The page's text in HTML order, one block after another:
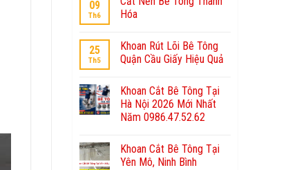
09
Th6
Hóa
25
Th5
Khoan Rút Lõi Bê Tông
Quận Cầu Giấy Hiệu Quả
Khoan Cắt Bê Tông Tại
Hà Nội 2026 Mới Nhất
Năm 0986.47.52.62
Khoan Cắt Bê Tông Tại
Yên Mô, Ninh Bình